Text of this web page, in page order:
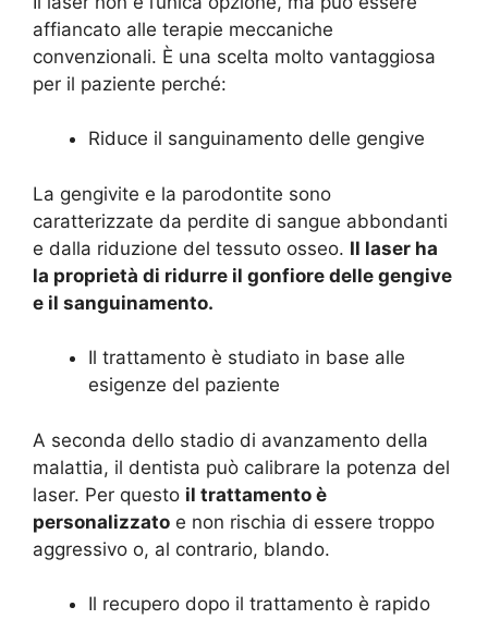
affiancato alle terapie meccaniche
convenzionali. È una scelta molto vantaggiosa
per il paziente perché:
Riduce il sanguinamento delle gengive
La gengivite e la parodontite sono
caratterizzate da perdite di sangue abbondanti
e dalla riduzione del tessuto osseo. Il laser ha
la proprietà di ridurre il gonfiore delle gengive
e il sanguinamento.
Il trattamento è studiato in base alle
esigenze del paziente
A seconda dello stadio di avanzamento della
malattia, il dentista può calibrare la potenza del
laser. Per questo il trattamento è
personalizzato e non rischia di essere troppo
aggressivo o, al contrario, blando.
Il recupero dopo il trattamento è rapido